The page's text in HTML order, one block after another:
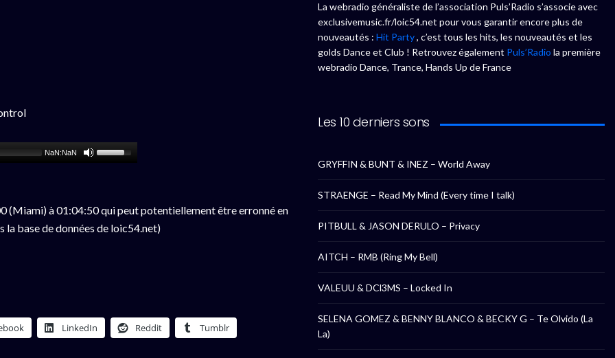
NaN:NaN
(Miami) à 01:04:50 qui peut potentiellement être erronné en
la base de données de loic54.net)
LinkedIn Reddit Tumblr
La webradio généraliste de l’association Puls’Radio s’associe avec
exclusivemusic.fr/loic54.net pour vous garantir encore plus de
nouveautés : Hit Party, c’est tous les hits, les nouveautés et les
golds Dance et Club ! Retrouvez également Puls’Radio la première
webradio Dance, Trance, Hands Up de France
Les 10 derniers sons
GRYFFIN & BUNT & INEZ – World Away
STRAENGE – Read My Mind (Every time I talk)
PITBULL & JASON DERULO – Privacy
AITCH – RMB (Ring My Bell)
VALEUU & DCl3MS – Locked In
SELENA GOMEZ & BENNY BLANCO & BECKY G – Te Olvido (La
La)